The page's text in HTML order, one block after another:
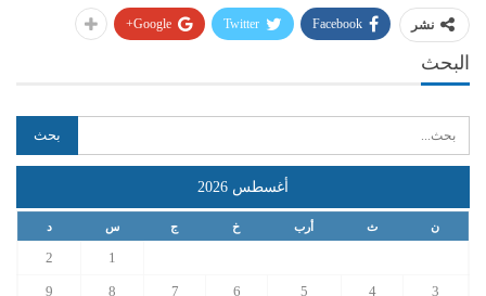
نشر Facebook
Twitter
Google+
البحث
أغسطس 2026
ن ث أرب خ ج س د
1
2
3
4
5
6
7
8
9